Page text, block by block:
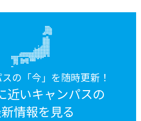
の「今」を随時更新！
近いキャンパスの
情報を見る